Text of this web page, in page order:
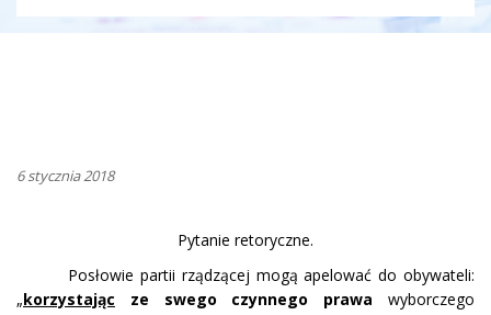
6 stycznia 2018
Pytanie retoryczne.
Posłowie partii rządzącej mogą apelować do obywateli:
„korzystając ze swego czynnego prawa wyborczego